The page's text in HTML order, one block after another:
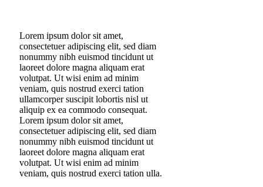
Lorem ipsum dolor sit amet,
consectetuer adipiscing elit, sed diam
nonummy nibh euismod tincidunt ut
laoreet dolore magna aliquam erat
volutpat. Ut wisi enim ad minim
veniam, quis nostrud exerci tation
ullamcorper suscipit lobortis nisl ut
aliquip ex ea commodo consequat.
Lorem ipsum dolor sit amet,
consectetuer adipiscing elit, sed diam
nonummy nibh euismod tincidunt ut
laoreet dolore magna aliquam erat
volutpat. Ut wisi enim ad minim
veniam, quis nostrud exerci tation ulla.